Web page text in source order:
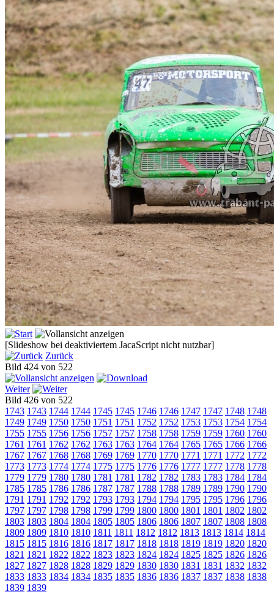
[Slideshow bei deaktiviertem JacaScript nicht nutzbar]
Zurück
Bild 424 von 522
Weiter
Bild 426 von 522
1743 1743 1744 1744 1745 1745 1746 1746 1747 1747 1748 1748
1749 1749 1750 1750 1751 1751 1752 1752 1753 1753 1754 1754
1755 1755 1756 1756 1757 1757 1758 1758 1759 1759 1760 1760
1761 1761 1762 1762 1763 1763 1764 1764 1765 1765 1766 1766
1767 1767 1768 1768 1769 1769 1770 1770 1771 1771 1772 1772
1773 1773 1774 1774 1775 1775 1776 1776 1777 1777 1778 1778
1779 1779 1780 1780 1781 1781 1782 1782 1783 1783 1784 1784
1785 1785 1786 1786 1787 1787 1788 1788 1789 1789 1790 1790
1791 1791 1792 1792 1793 1793 1794 1794 1795 1795 1796 1796
1797 1797 1798 1798 1799 1799 1800 1800 1801 1801 1802 1802
1803 1803 1804 1804 1805 1805 1806 1806 1807 1807 1808 1808
1809 1809 1810 1810 1811 1811 1812 1812 1813 1813 1814 1814
1815 1815 1816 1816 1817 1817 1818 1818 1819 1819 1820 1820
1821 1821 1822 1822 1823 1823 1824 1824 1825 1825 1826 1826
1827 1827 1828 1828 1829 1829 1830 1830 1831 1831 1832 1832
1833 1833 1834 1834 1835 1835 1836 1836 1837 1837 1838 1838
1839 1839